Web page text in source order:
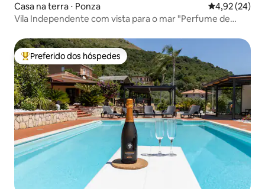
Casa na terra ⋅ Ponza 4,92 de uma
4,92 (24)
Vila Independente com vista para o mar "Perfume de
Entre os melhores preferidos dos hóspedes
Preferido dos hóspedes